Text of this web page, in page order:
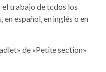
el trabajo de todos los
en español, en inglés o en
de «Petite section»